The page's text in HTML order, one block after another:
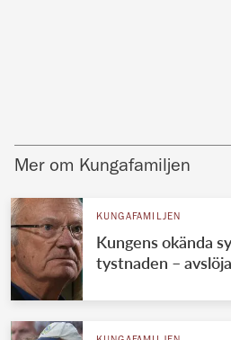
Mer om Kungafamiljen
KUNGAFAMILJEN
Kungens okända
tystnaden –